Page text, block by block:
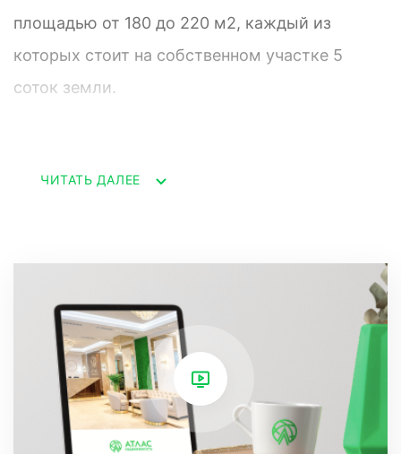
площадью от 180 до 220 м2, каждый из
которых стоит на собственном участке 5
соток земли.
брусчаткой, есть подогреваемый бассейн и
ЧИТАТЬ ДАЛЕЕ